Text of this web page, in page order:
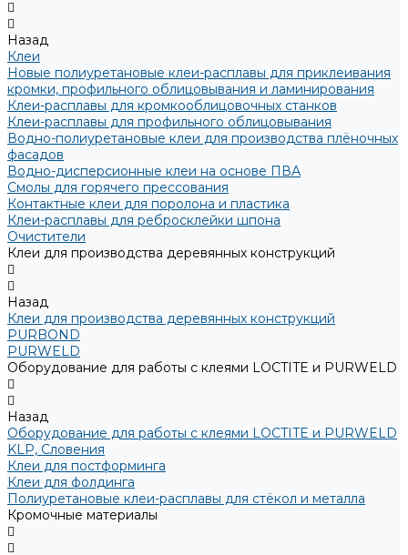
Назад
Клеи
Новые полиуретановые клеи-расплавы для приклеивания
кромки, профильного облицовывания и ламинирования
Клеи-расплавы для кромкооблицовочных станков
Клеи-расплавы для профильного облицовывания
Водно-полиуретановые клеи для производства плёночных
фасадов
Водно-дисперсионные клеи на основе ПВА
Смолы для горячего прессования
Контактные клеи для поролона и пластика
Клеи-расплавы для ребросклейки шпона
Очистители
Клеи для производства деревянных конструкций
Назад
Клеи для производства деревянных конструкций
PURBOND
PURWELD
Оборудование для работы с клеями LOCTITE и PURWELD
Назад
Оборудование для работы с клеями LOCTITE и PURWELD
KLP, Словения
Клеи для постформинга
Клеи для фолдинга
Полиуретановые клеи-расплавы для стёкол и металла
Кромочные материалы